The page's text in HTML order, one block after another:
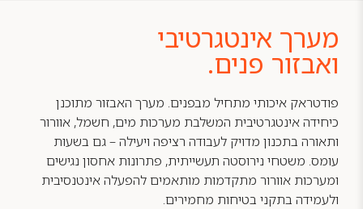
מערך אינטגרטיבי
ואבזור פנים.
פודטראק איכותי מתחיל מבפנים. מערך האבזור מתוכנן
כיחידה אינטגרטיבית המשלבת מערכות מים, חשמל, אוורור
ותאורה בתכנון מדויק לעבודה רציפה ויעילה – גם בשעות
עומס. משטחי נירוסטה תעשייתית, פתרונות אחסון נגישים
ומערכות אוורור מתקדמות מותאמים להפעלה אינטנסיבית
ולעמידה בתקני בטיחות מחמירים.